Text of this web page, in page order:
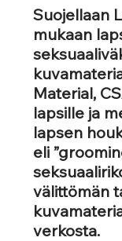
Suojellaan
mukaan
Material,
lapsille ja
lapsen
eli
välittömän
verkosta.